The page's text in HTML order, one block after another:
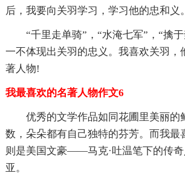
后，我要向关羽学习，学习他的忠和义。
“千里走单骑”，“水淹七军”，“擒
一不体现出关羽的忠义。我喜欢关羽，
著人物!
我最喜欢的名著人物作文6
优秀的文学作品如同花圃里美丽的
数，朵朵都有自己独特的芬芳。而我最
则是美国文豪——马克·吐温笔下的传
亚。